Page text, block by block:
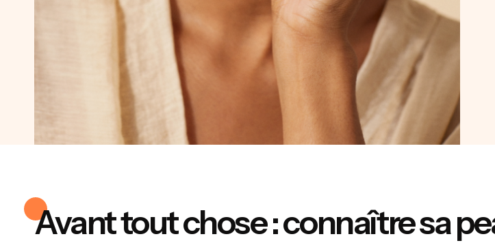
Avant tout chose : connaître sa